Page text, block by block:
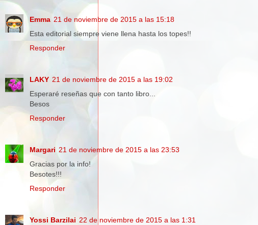
Emma 21 de noviembre de 2015 a las 15:18
Esta editorial siempre viene llena hasta los topes!!
Responder
LAKY 21 de noviembre de 2015 a las 19:02
Esperaré reseñas que con tanto libro...
Besos
Responder
Margari 21 de noviembre de 2015 a las 23:53
Gracias por la info!
Besotes!!!
Responder
Yossi Barzilai 22 de noviembre de 2015 a las 1:31